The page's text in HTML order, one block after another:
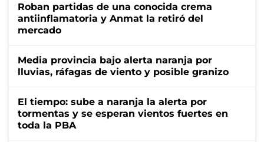
Roban partidas de una conocida crema
antiinflamatoria y Anmat la retiró del
mercado
Media provincia bajo alerta naranja por
lluvias, ráfagas de viento y posible granizo
El tiempo: sube a naranja la alerta por
tormentas y se esperan vientos fuertes en
toda la PBA